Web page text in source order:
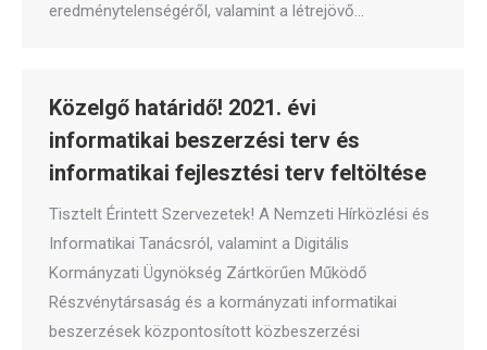
eredménytelenségéről, valamint a létrejövő…
Közelgő határidő! 2021. évi
informatikai beszerzési terv és
informatikai fejlesztési terv feltöltése
Tisztelt Érintett Szervezetek! A Nemzeti Hírközlési és
Informatikai Tanácsról, valamint a Digitális
Kormányzati Ügynökség Zártkörűen Működő
Részvénytársaság és a kormányzati informatikai
beszerzések központosított közbeszerzési